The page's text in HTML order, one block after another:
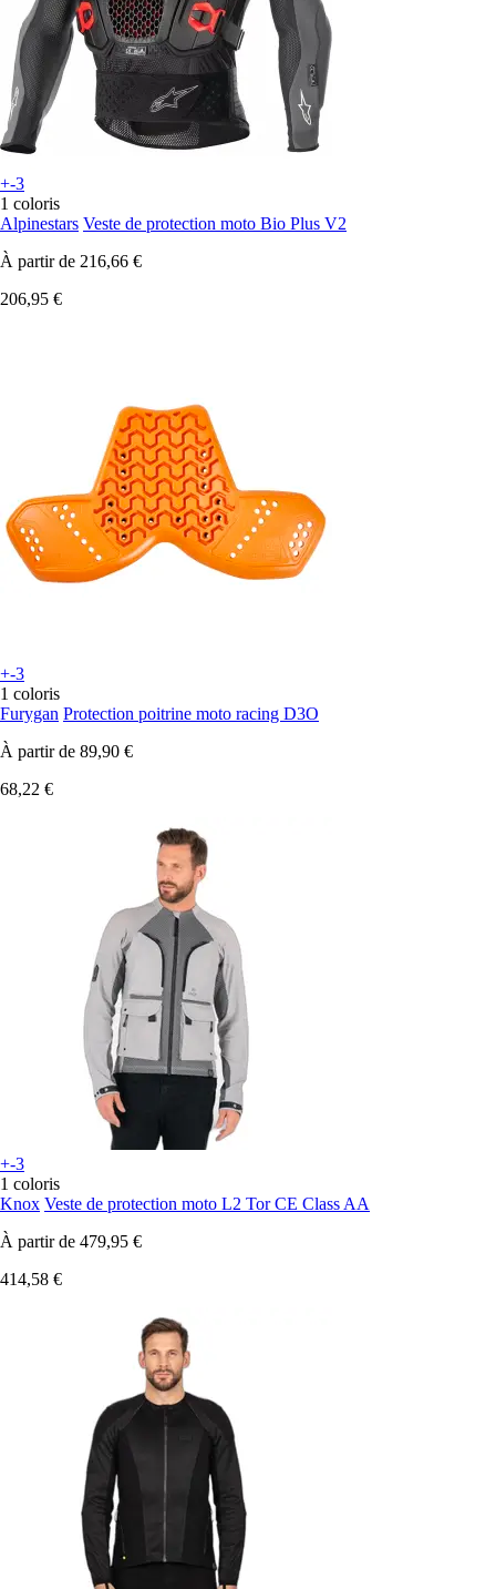
+-3
1 coloris
Alpinestars Veste de protection moto Bio Plus V2
À partir de 216,66 €
206,95 €
+-3
1 coloris
Furygan Protection poitrine moto racing D3O
À partir de 89,90 €
68,22 €
+-3
1 coloris
Knox Veste de protection moto L2 Tor CE Class AA
À partir de 479,95 €
414,58 €